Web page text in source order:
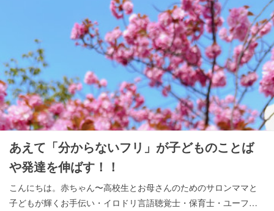
あえて「分からないフリ」が子どものことば
や発達を伸ばす！！
こんにちは。赤ちゃん〜高校生とお母さんのためのサロンママと
子どもが輝くお手伝い・イロドリ言語聴覚士・保育士・ユーフ…